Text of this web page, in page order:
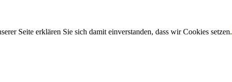
Seite erklären Sie sich damit einverstanden, dass wir Cookies setzen.